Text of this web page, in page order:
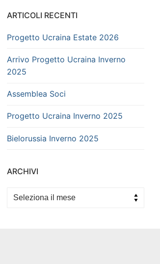
ARTICOLI RECENTI
Progetto Ucraina Estate 2026
Arrivo Progetto Ucraina Inverno
2025
Assemblea Soci
Progetto Ucraina Inverno 2025
Bielorussia Inverno 2025
ARCHIVI
Archivi